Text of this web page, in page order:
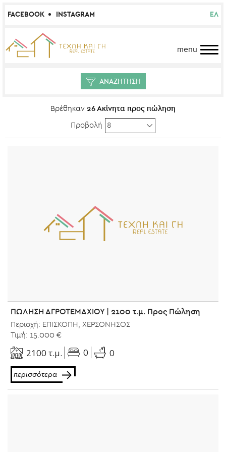
FACEBOOK INSTAGRAM ΕΛ
menu
ΑΝΑΖΗΤΗΣΗ
Βρέθηκαν 26 Ακίνητα προς πώληση
Προβολή
ΠΩΛΗΣΗ ΑΓΡΟΤΕΜΑΧΙΟΥ | 2100 τ.μ. Προς Πώληση
Περιοχή: ΕΠΙΣΚΟΠΗ, ΧΕΡΣΟΝΗΣΟΣ
Τιμή: 15.000 €
2100 τ.μ. 0 0
περισσότερα